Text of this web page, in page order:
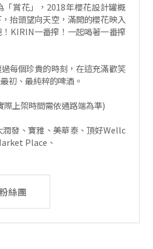
「賞花」，2018年櫻花設計罐概
抬頭望向天空，滿開的櫻花映入
KIRIN一番搾！一起喝著一番搾
每個珍貴的時刻，在這充滿歡笑
初、最純粹的啤酒。
上架時間需依通路端為準)
發、寶雅、美華泰、頂好Wellc
Place、
絲團